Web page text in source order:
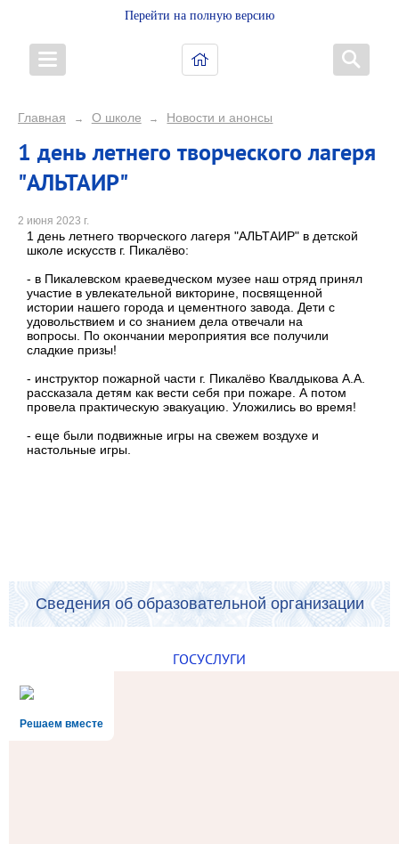
Перейти на полную версию
Главная → О школе → Новости и анонсы
1 день летнего творческого лагеря
"АЛЬТАИР"
2 июня 2023 г.
1 день летнего творческого лагеря "АЛЬТАИР" в детской
школе искусств г. Пикалёво:
- в Пикалевском краеведческом музее наш отряд принял
участие в увлекательной викторине, посвященной
истории нашего города и цементного завода. Дети с
удовольствием и со знанием дела отвечали на
вопросы. По окончании мероприятия все получили
сладкие призы!
- инструктор пожарной части г. Пикалёво Квалдыкова А.А.
рассказала детям как вести себя при пожаре. А потом
провела практическую эвакуацию. Уложились во время!
- еще были подвижные игры на свежем воздухе и
настольные игры.
Сведения об образовательной организации
ГОСУСЛУГИ
Решаем вместе